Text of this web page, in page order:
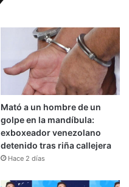
Mató a un hombre de un
golpe en la mandíbula:
exboxeador venezolano
detenido tras riña callejera
Hace 2 días